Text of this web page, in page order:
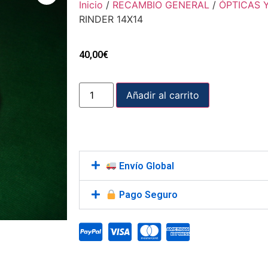
Inicio / RECAMBIO GENERAL / ÓPTICAS
RINDER 14X14
40,00€
Añadir al carrito
Envío Global
Pago Seguro